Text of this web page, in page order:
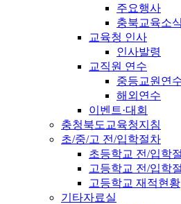
주요행사
충북교육소
교육청 인사
인사발령
교직원 연수
중등교원연
해외연수
이벤트·대회
충청북도교육청지침
초/중/고 전/입학절차
초등학교 전/입학
고등학교 전/입학
고등학교 재적현황
기타자료실